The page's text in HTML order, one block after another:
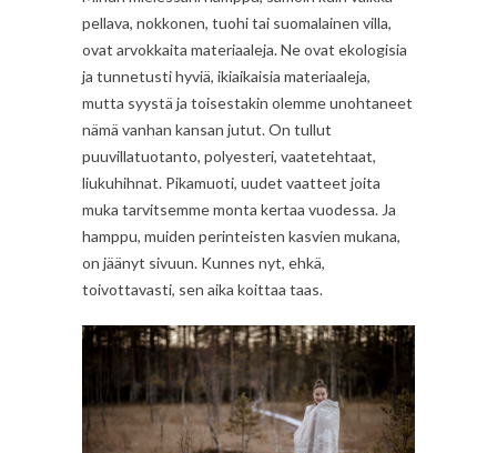
pellava, nokkonen, tuohi tai suomalainen villa,
ovat arvokkaita materiaaleja. Ne ovat ekologisia
ja tunnetusti hyviä, ikiaikaisia materiaaleja,
mutta syystä ja toisestakin olemme unohtaneet
nämä vanhan kansan jutut. On tullut
puuvillatuotanto, polyesteri, vaatetehtaat,
liukuhihnat. Pikamuoti, uudet vaatteet joita
muka tarvitsemme monta kertaa vuodessa. Ja
hamppu, muiden perinteisten kasvien mukana,
on jäänyt sivuun. Kunnes nyt, ehkä,
toivottavasti, sen aika koittaa taas.